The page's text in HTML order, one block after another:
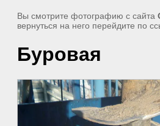
Вы смотрите фотографию с сайта
вернуться на него перейдите по
Буровая